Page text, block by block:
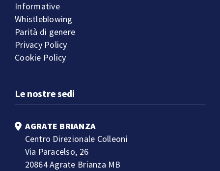
Informative
Whistleblowing
Parità di genere
Privacy Policy
Cookie Policy
Le nostre sedi
AGRATE BRIANZA
Centro Direzionale Colleoni
Via Paracelso, 26
20864 Agrate Brianza MB